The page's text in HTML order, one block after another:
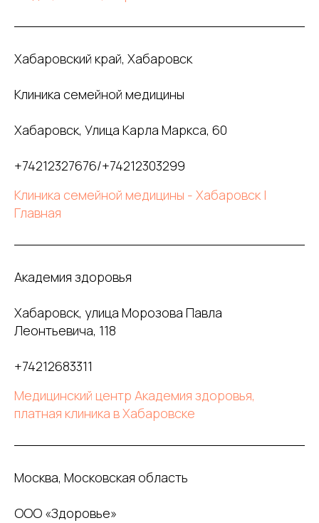
Хабаровский край, Хабаровск
Клиника семейной медицины
Хабаровск, Улица Карла Маркса, 60
+74212327676/+74212303299
Клиника семейной медицины - Хабаровск |
Главная
Академия здоровья
Хабаровск, улица Морозова Павла
Леонтьевича, 118
+74212683311
Медицинский центр Академия здоровья,
платная клиника в Хабаровске
Москва, Московская область
ООО «Здоровье»